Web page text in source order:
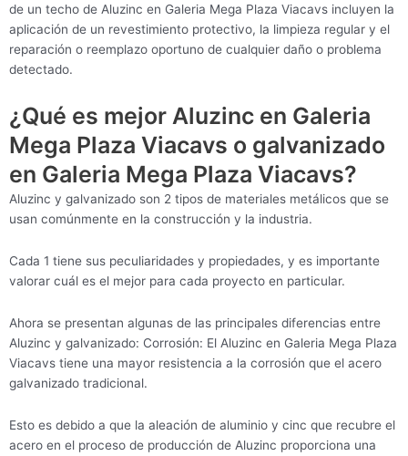
de un techo de Aluzinc en Galeria Mega Plaza Viacavs incluyen la
aplicación de un revestimiento protectivo, la limpieza regular y el
reparación o reemplazo oportuno de cualquier daño o problema
detectado.
¿Qué es mejor Aluzinc en Galeria
Mega Plaza Viacavs o galvanizado
en Galeria Mega Plaza Viacavs?
Aluzinc y galvanizado son 2 tipos de materiales metálicos que se
usan comúnmente en la construcción y la industria.
Cada 1 tiene sus peculiaridades y propiedades, y es importante
valorar cuál es el mejor para cada proyecto en particular.
Ahora se presentan algunas de las principales diferencias entre
Aluzinc y galvanizado: Corrosión: El Aluzinc en Galeria Mega Plaza
Viacavs tiene una mayor resistencia a la corrosión que el acero
galvanizado tradicional.
Esto es debido a que la aleación de aluminio y cinc que recubre el
acero en el proceso de producción de Aluzinc proporciona una